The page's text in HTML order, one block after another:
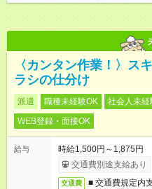
〈カンタン作業！〉ス
ラシの仕分け
派遣 職種未経験OK 社会人未経
WEB登録・面接OK
給与
時給1,500円～1,875円
交通費別途支給あり
交通費 ■ 交通費規定内